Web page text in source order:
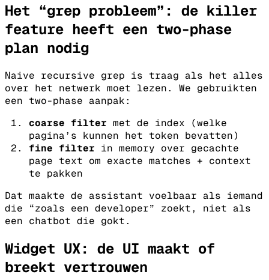
Het “grep probleem”: de killer
feature heeft een two-phase
plan nodig
Naive recursive grep is traag als het alles
over het netwerk moet lezen.
We gebruikten
een two-phase aanpak:
coarse filter met de index (welke
pagina’s kunnen het token bevatten)
fine filter in memory over gecachte
page text om exacte matches + context
te pakken
Dat maakte de assistant voelbaar als iemand
die “zoals een developer” zoekt, niet als
een chatbot die gokt.
Widget UX: de UI maakt of
breekt vertrouwen